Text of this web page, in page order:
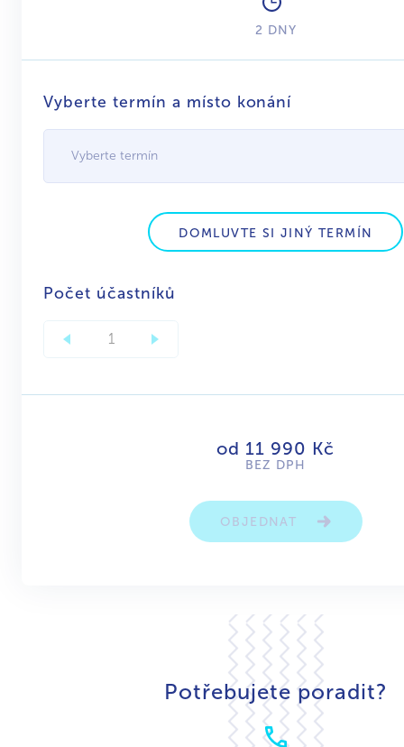
2 DNY
Vyberte termín a místo konání
Vyberte termín
DOMLUVTE SI JINÝ TERMÍN
Počet účastníků
od 11 990 Kč
BEZ DPH
OBJEDNAT
Potřebujete poradit?